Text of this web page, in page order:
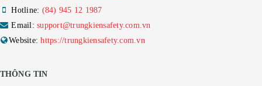
Hotline: (84) 945 12 1987
Email: support@trungkiensafety.com.vn
Website:https://trungkiensafety.com.vn
THÔNG TIN